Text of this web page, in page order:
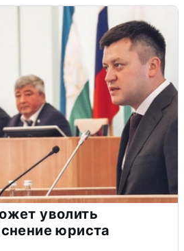
уволить
юриста